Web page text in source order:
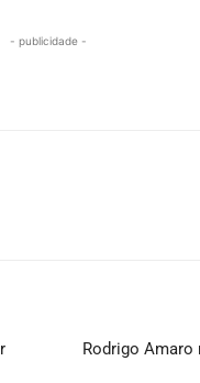
- publicidade -
Rodrigo Amaro